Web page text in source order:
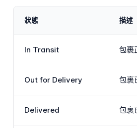
狀態 描述
In Transit 包裹
Out for Delivery 包裹
Delivered 包裹